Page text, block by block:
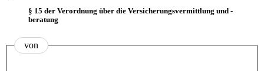
§ 15 der Verordnung über die Versicherungsvermittlung und -
beratung
von